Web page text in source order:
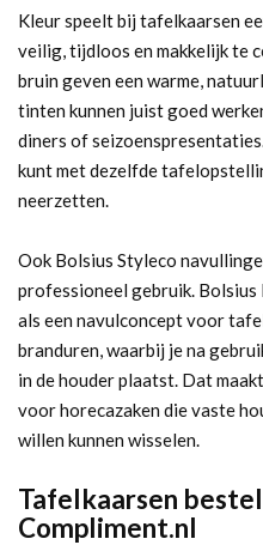
Kleur speelt bij tafelkaarsen
veilig, tijdloos en makkelijk te
bruin geven een warme,
tinten kunnen juist goed
diners of
kunt met dezelfde
neerzetten.
Ook Bolsius Styleco
professioneel gebruik.
als een navulconcept voor
branduren, waarbij je na
in de houder plaatst. Dat
voor horecazaken die vaste
willen kunnen wisselen.
Tafelkaarsen
Compliment.nl